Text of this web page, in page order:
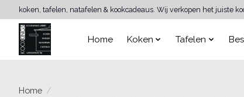
koken, tafelen, natafelen & kookcadeaus. Wij verkopen het juiste
Home Koken Tafelen
Home /